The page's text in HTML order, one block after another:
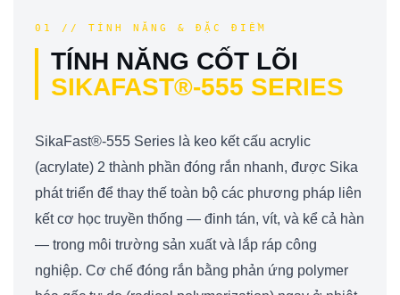
01 // TÍNH NĂNG & ĐẶC ĐIỂM
TÍNH NĂNG CỐT LÕI
SIKAFAST®-555 SERIES
SikaFast®-555 Series là keo kết cấu acrylic
(acrylate) 2 thành phần đóng rắn nhanh, được Sika
phát triển để thay thế toàn bộ các phương pháp liên
kết cơ học truyền thống — đinh tán, vít, và kể cả hàn
— trong môi trường sản xuất và lắp ráp công
nghiệp. Cơ chế đóng rắn bằng phản ứng polymer